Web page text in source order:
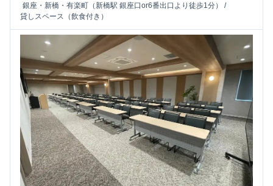
銀座・新橋・有楽町（新橋駅 銀座口or6番出口より徒歩1分）
/
貸しスペース（飲食付き）